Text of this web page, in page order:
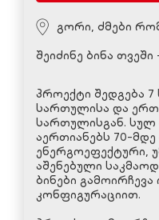
გორი, ძმები
შეიძინე ბინა
პროექტი შედგება
სართულისა და
სართულისგან. სულ
აერთიანებს 70-მდე
ენერგოეფექტური,
აშენებული
ბინები
კონფიგურაციით.